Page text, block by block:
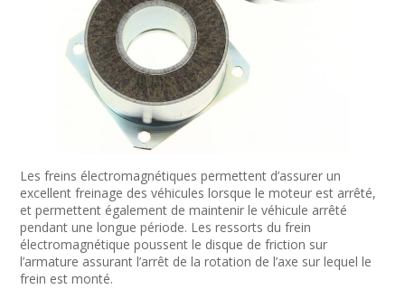
Les freins électromagnétiques permettent d’assurer un
excellent freinage des véhicules lorsque le moteur est arrêté,
et permettent également de maintenir le véhicule arrêté
pendant une longue période. Les ressorts du frein
électromagnétique poussent le disque de friction sur
l’armature assurant l’arrêt de la rotation de l’axe sur lequel le
frein est monté.